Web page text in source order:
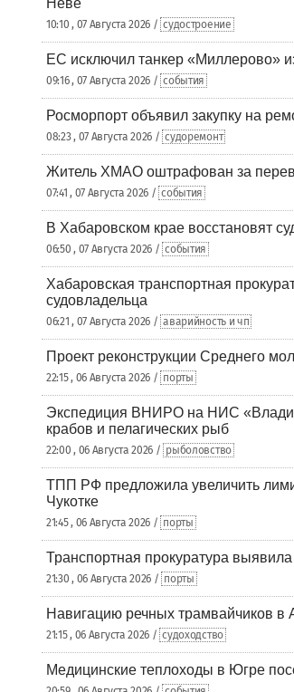
Неве
10:10 , 07 Августа 2026 / судостроение
ЕС исключил танкер «Миллерово»
09:16 , 07 Августа 2026 / события
Росморпорт объявил закупку на
08:23 , 07 Августа 2026 / судоремонт
Житель ХМАО оштрафован за
07:41 , 07 Августа 2026 / события
В Хабаровском крае восстановят
06:50 , 07 Августа 2026 / события
Хабаровская транспортная
судовладельца
06:21 , 07 Августа 2026 / аварийность и чп
Проект реконструкции Среднего
22:15 , 06 Августа 2026 / порты
Экспедиция ВНИРО на НИС
крабов и пелагических рыб
22:00 , 06 Августа 2026 / рыболовство
ТПП РФ предложила увеличить
Чукотке
21:45 , 06 Августа 2026 / порты
Транспортная прокуратура
21:30 , 06 Августа 2026 / порты
Навигацию речных трамвайчиков в
21:15 , 06 Августа 2026 / судоходство
Медицинские теплоходы в Югре